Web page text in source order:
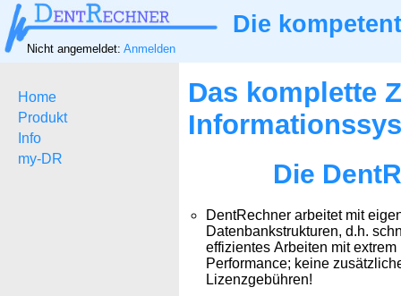
Die
Nicht angemeldet: Anmelden
Home
Produkt
Info
my-DR
Das komplette
Die
DentRechner arbeitet mit
Datenbankstrukturen, d.h.
effizientes Arbeiten mit extrem
Performance; keine
Lizenzgebühren!